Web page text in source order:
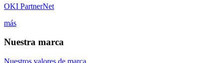
OKI PartnerNet
más
Nuestra marca